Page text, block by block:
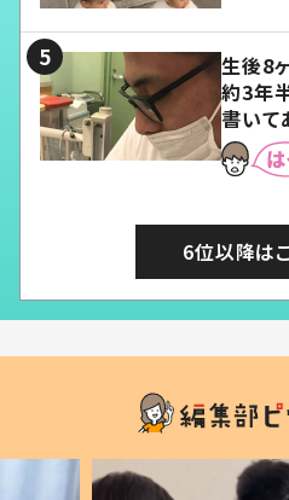
生後8
約3年
書いて
6位以降は